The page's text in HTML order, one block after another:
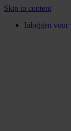
Skip to content
Inloggen voor